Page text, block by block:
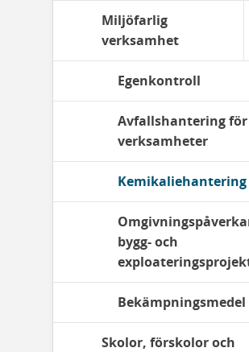
Miljöfarlig
verksamhet
Egenkontroll
Avfallshantering för
verksamheter
Kemikaliehantering
bygg- och
Bekämpningsmedel
Skolor, förskolor och